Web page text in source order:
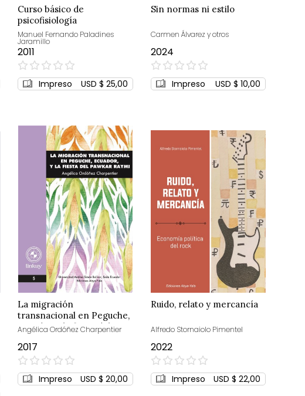
Curso básico de
psicofisiología
Manuel Fernando Paladines
Jaramillo
2011
0%
Impreso USD $ 25,00
Sin normas ni estilo
Carmen Álvarez y otros
2024
0%
Impreso USD $ 10,00
La migración
transnacional en Peguche,
Ecuador, y la fiesta del
Pawkar Raymi
Angélica Ordóñez Charpentier
2017
0%
Impreso USD $ 20,00
Ruido, relato y mercancía
Alfredo Stornaiolo Pimentel
2022
0%
Impreso USD $ 22,00